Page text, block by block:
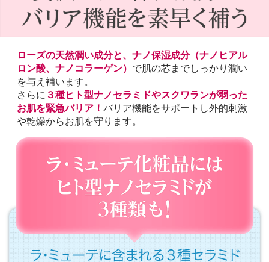
ローズの天然潤い成分と、ナノ保湿成分（ナノヒアル
ロン酸、ナノコラーゲン） で肌の芯までしっかり潤い
を与え補います。
さらに ３種ヒト型ナノセラミドやスクワランが弱った
お肌を緊急バリア！ バリア機能をサポートし外的刺激
や乾燥からお肌を守ります。